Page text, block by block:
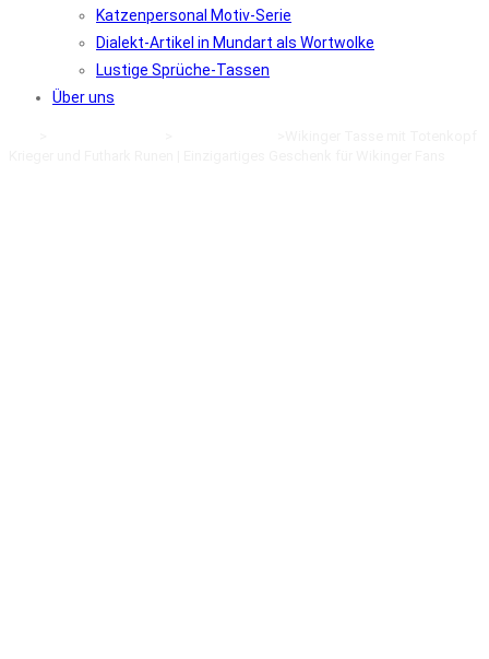
Katzenpersonal Motiv-Serie
Dialekt-Artikel in Mundart als Wortwolke
Lustige Sprüche-Tassen
Über uns